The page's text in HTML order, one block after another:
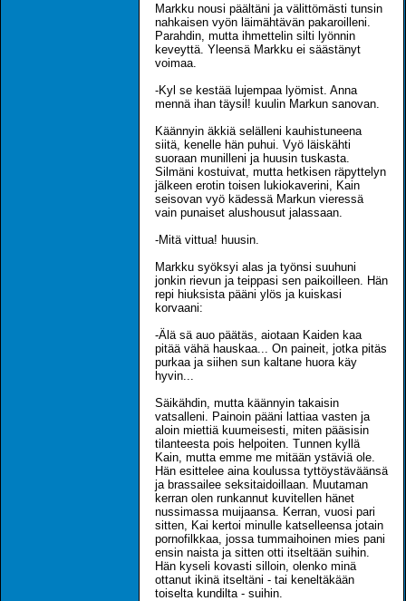
Markku nousi päältäni ja välittömästi tunsin
nahkaisen vyön läimähtävän pakaroilleni.
Parahdin, mutta ihmettelin silti lyönnin
keveyttä. Yleensä Markku ei säästänyt
voimaa.
-Kyl se kestää lujempaa lyömist. Anna
mennä ihan täysil! kuulin Markun sanovan.
Käännyin äkkiä selälleni kauhistuneena
siitä, kenelle hän puhui. Vyö läiskähti
suoraan munilleni ja huusin tuskasta.
Silmäni kostuivat, mutta hetkisen räpyttelyn
jälkeen erotin toisen lukiokaverini, Kain
seisovan vyö kädessä Markun vieressä
vain punaiset alushousut jalassaan.
-Mitä vittua! huusin.
Markku syöksyi alas ja työnsi suuhuni
jonkin rievun ja teippasi sen paikoilleen. Hän
repi hiuksista pääni ylös ja kuiskasi
korvaani:
-Älä sä auo päätäs, aiotaan Kaiden kaa
pitää vähä hauskaa... On paineit, jotka pitäs
purkaa ja siihen sun kaltane huora käy
hyvin...
Säikähdin, mutta käännyin takaisin
vatsalleni. Painoin pääni lattiaa vasten ja
aloin miettiä kuumeisesti, miten pääsisin
tilanteesta pois helpoiten. Tunnen kyllä
Kain, mutta emme me mitään ystäviä ole.
Hän esittelee aina koulussa tyttöystäväänsä
ja brassailee seksitaidoillaan. Muutaman
kerran olen runkannut kuvitellen hänet
nussimassa muijaansa. Kerran, vuosi pari
sitten, Kai kertoi minulle katselleensa jotain
pornofilkkaa, jossa tummaihoinen mies pani
ensin naista ja sitten otti itseltään suihin.
Hän kyseli kovasti silloin, olenko minä
ottanut ikinä itseltäni - tai keneltäkään
toiselta kundilta - suihin.